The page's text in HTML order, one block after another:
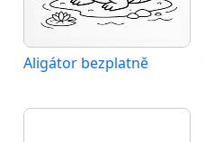
Aligátor bezplatně